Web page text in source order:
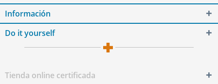
Información
Do it yourself
Tienda online certificada